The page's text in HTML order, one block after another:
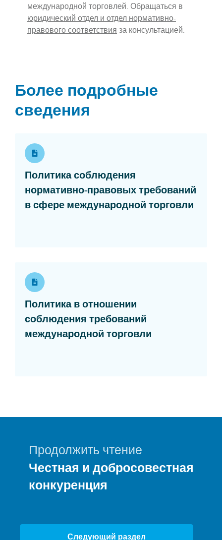
международной торговлей. Обращаться в
юридический отдел и отдел нормативно-
правового соответствия за консультацией.
Более подробные
сведения
Политика соблюдения
нормативно-правовых требований
в сфере международной торговли
Политика в отношении
соблюдения требований
международной торговли
Продолжить чтение
Честная и добросовестная
конкуренция
Следующий раздел